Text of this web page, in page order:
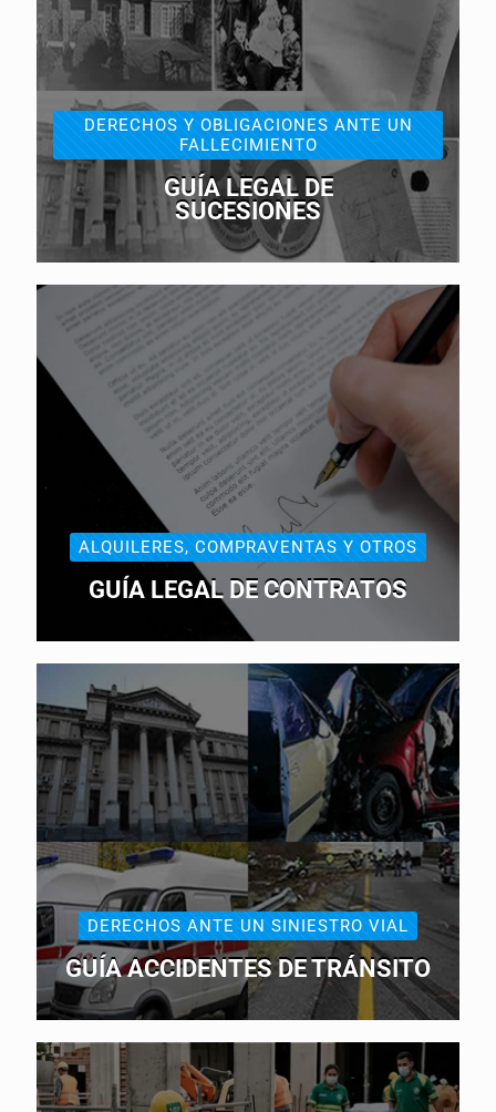
DERECHOS Y OBLIGACIONES ANTE UN
FALLECIMIENTO
GUÍA LEGAL DE
SUCESIONES
ALQUILERES, COMPRAVENTAS Y OTROS
GUÍA LEGAL DE CONTRATOS
DERECHOS ANTE UN SINIESTRO VIAL
GUÍA ACCIDENTES DE TRÁNSITO